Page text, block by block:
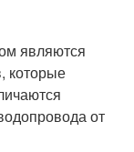
являются
которые
от